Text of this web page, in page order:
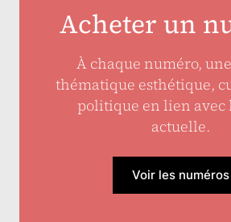
Acheter un
À chaque numéro,
thématique esthétique,
politique en lien avec
actuelle.
Voir les numéros